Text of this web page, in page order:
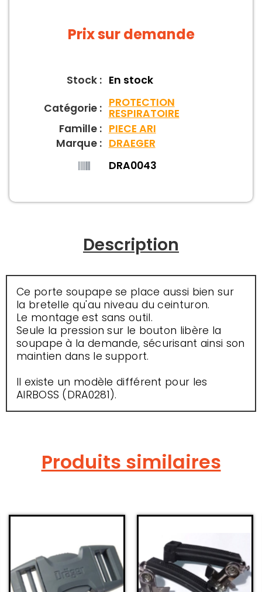
Prix sur demande
Stock : En stock
Catégorie :PROTECTION
RESPIRATOIRE
Famille : PIECE ARI
Marque : DRAEGER
DRA0043
Description
Ce porte soupape se place aussi bien sur
la bretelle qu'au niveau du ceinturon.
Le montage est sans outil.
Seule la pression sur le bouton libère la
soupape à la demande, sécurisant ainsi son
maintien dans le support.
Il existe un modèle différent pour les
AIRBOSS (DRA0281).
Produits similaires